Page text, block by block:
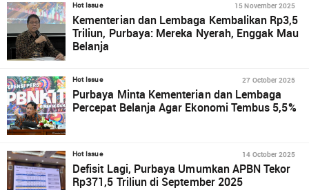
Hot Issue 15 November 2025
Kementerian dan Lembaga Kembalikan Rp3,5
Triliun, Purbaya: Mereka Nyerah, Enggak Mau
Belanja
Hot Issue 27 October 2025
Purbaya Minta Kementerian dan Lembaga
Percepat Belanja Agar Ekonomi Tembus 5,5%
Hot Issue 14 October 2025
Defisit Lagi, Purbaya Umumkan APBN Tekor
Rp371,5 Triliun di September 2025